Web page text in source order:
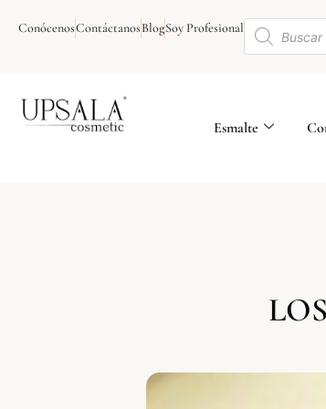
ConócenosContáctanosBlogSoy Profesional Búsqueda
Esmalte